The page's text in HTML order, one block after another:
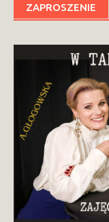
ZAPROSZENIE